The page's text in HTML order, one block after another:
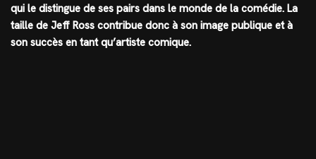
qui le distingue de ses pairs dans le monde de la comédie. La
taille de Jeff Ross contribue donc à son image publique et à
son succès en tant qu’artiste comique.